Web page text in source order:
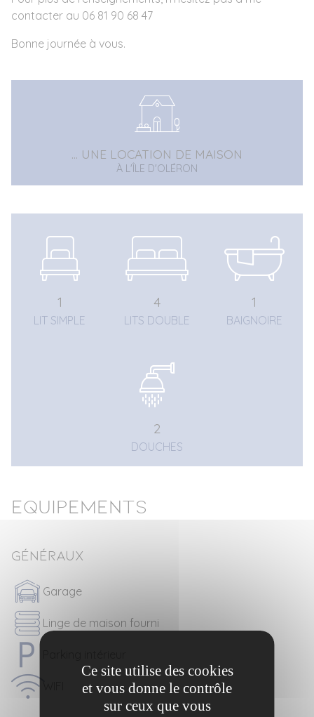
contacter au 06 81 90 68 47
Bonne journée à vous.
... UNE LOCATION DE MAISON
À L'ÎLE D'OLÉRON
1
LIT SIMPLE
4
LITS DOUBLE
1
BAIGNOIRE
2
DOUCHES
Equipements
Généraux
Garage
Linge de maison fourni
Ce site utilise des cookies
et vous donne le contrôle
sur ceux que vous